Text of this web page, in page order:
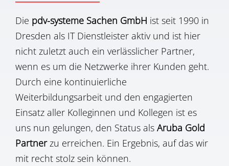
Die pdv-systeme Sachen GmbH ist seit 1990 in
Dresden als IT Dienstleister aktiv und ist hier
nicht zuletzt auch ein verlässlicher Partner,
wenn es um die Netzwerke ihrer Kunden geht.
Durch eine kontinuierliche
Weiterbildungsarbeit und den engagierten
Einsatz aller Kolleginnen und Kollegen ist es
uns nun gelungen, den Status als Aruba Gold
Partnerzu erreichen. Ein Ergebnis, auf das wir
mit recht stolz sein können.